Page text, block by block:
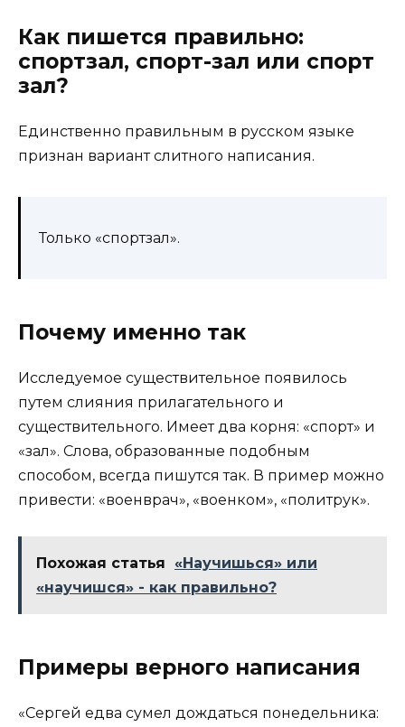
Как пишется правильно:
спортзал, спорт-зал или спорт
зал?
Единственно правильным в русском языке
признан вариант слитного написания.
Только «спортзал».
Почему именно так
Исследуемое существительное появилось
путем слияния прилагательного и
существительного. Имеет два корня: «спорт» и
«зал». Слова, образованные подобным
способом, всегда пишутся так. В пример можно
привести: «военврач», «военком», «политрук».
Похожая статья
«Научишься» или
«научишся» - как правильно?
Примеры верного написания
«Сергей едва сумел дождаться понедельника: